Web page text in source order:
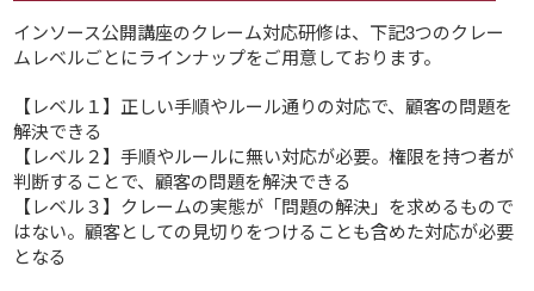
インソース公開講座のクレーム対応研修は、下記3つのクレー
ムレベルごとにラインナップをご用意しております。
【レベル１】正しい手順やルール通りの対応で、顧客の問題を
解決できる
【レベル２】手順やルールに無い対応が必要。権限を持つ者が
判断することで、顧客の問題を解決できる
【レベル３】クレームの実態が「問題の解決」を求めるもので
はない。顧客としての見切りをつけることも含めた対応が必要
となる